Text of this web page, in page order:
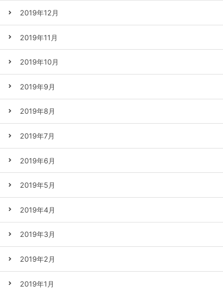
2019年12月
2019年11月
2019年10月
2019年9月
2019年8月
2019年7月
2019年6月
2019年5月
2019年4月
2019年3月
2019年2月
2019年1月